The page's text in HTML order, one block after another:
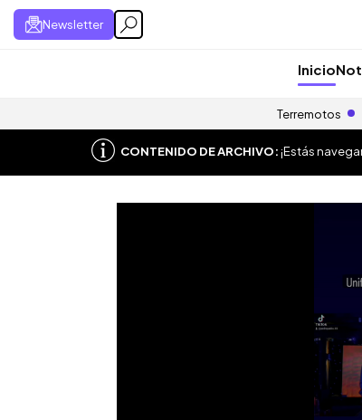
Newsletter
Inicio
Terremotos
CONTENIDO DE ARCHIVO:¡Estás